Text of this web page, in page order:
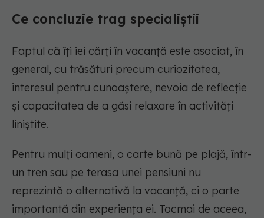
Ce concluzie trag specialiștii
Faptul că îți iei cărți în vacanță este asociat, în
general, cu trăsături precum curiozitatea,
interesul pentru cunoaștere, nevoia de reflecție
și capacitatea de a găsi relaxare în activități
liniștite.
Pentru mulți oameni, o carte bună pe plajă, într-
un tren sau pe terasa unei pensiuni nu
reprezintă o alternativă la vacanță, ci o parte
importantă din experiența ei. Tocmai de aceea,